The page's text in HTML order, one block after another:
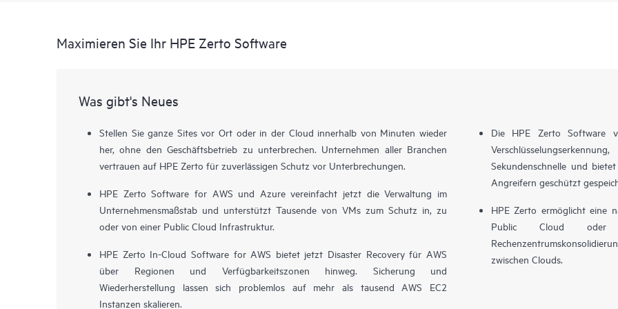
Maximieren Sie Ihr HPE Zerto Software
Was gibt's Neues
Stellen Sie ganze Sites vor Ort oder in der Cloud innerhalb von Minuten wieder
her, ohne den Geschäftsbetrieb zu unterbrechen. Unternehmen aller Branchen
vertrauen auf HPE Zerto für zuverlässigen Schutz vor Unterbrechungen.
HPE Zerto Software for AWS und Azure vereinfacht jetzt die Verwaltung im
Unternehmensmaßstab und unterstützt Tausende von VMs zum Schutz in, zu
oder von einer Public Cloud Infrastruktur.
HPE Zerto In-Cloud Software for AWS bietet jetzt Disaster Recovery für AWS
über Regionen und Verfügbarkeitszonen hinweg. Sicherung und
Wiederherstellung lassen sich problemlos auf mehr als tausend AWS EC2
Instanzen skalieren.
Die HPE Zerto Software
Sekundenschnelle und
Angreifern geschützt
HPE Zerto ermöglicht eine
Public Cloud oder
zwischen Clouds.